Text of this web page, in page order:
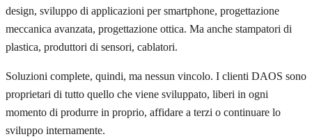
design, sviluppo di applicazioni per smartphone, progettazione
meccanica avanzata, progettazione ottica. Ma anche stampatori di
plastica, produttori di sensori, cablatori.
Soluzioni complete, quindi, ma nessun vincolo. I clienti DAOS sono
proprietari di tutto quello che viene sviluppato, liberi in ogni
momento di produrre in proprio, affidare a terzi o continuare lo
sviluppo internamente.